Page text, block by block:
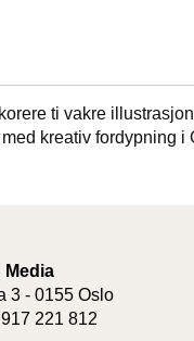
ti vakre
kreativ fordypning
Media
3 - 0155 Oslo
221 812